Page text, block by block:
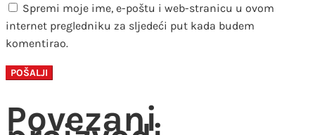
Spremi moje ime, e-poštu i web-stranicu u ovom
internet pregledniku za sljedeći put kada budem
komentirao.
Povezani